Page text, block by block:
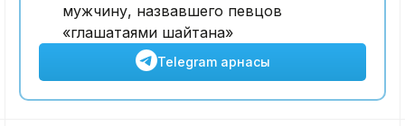
мужчину, назвавшего певцов
«глашатаями шайтана»
Telegram арнасы